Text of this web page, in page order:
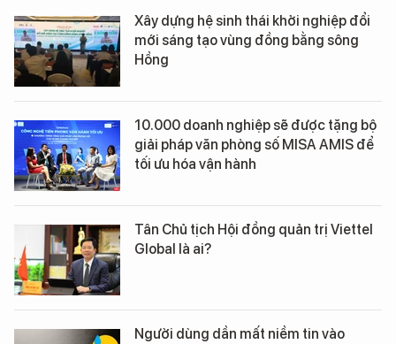
Xây dựng hệ sinh thái khởi nghiệp đổi
mới sáng tạo vùng đồng bằng sông
Hồng
10.000 doanh nghiệp sẽ được tặng bộ
giải pháp văn phòng số MISA AMIS để
tối ưu hóa vận hành
Tân Chủ tịch Hội đồng quản trị Viettel
Global là ai?
Người dùng dần mất niềm tin vào